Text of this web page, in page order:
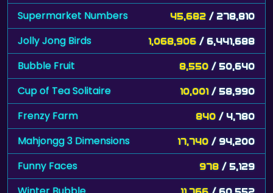
Supermarket Numbers 45,682 / 278,810
Jolly Jong Birds 1,068,906 / 6,441,688
Bubble Fruit 8,550 / 50,640
Cup of Tea Solitaire 10,001 / 58,990
Frenzy Farm 840 / 4,780
Mahjongg 3 Dimensions 17,740 / 94,200
Funny Faces 978 / 5,129
11,766 / 60,552